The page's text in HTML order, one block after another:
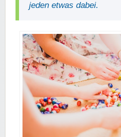
jeden etwas dabei.